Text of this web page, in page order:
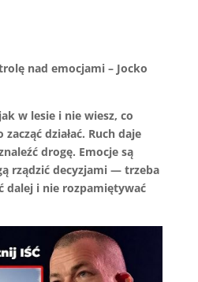
nad emocjami – Jocko
w lesie i nie wiesz, co
działać. Ruch daje
drogę. Emocje są
rządzić decyzjami — trzeba
dalej i nie rozpamiętywać